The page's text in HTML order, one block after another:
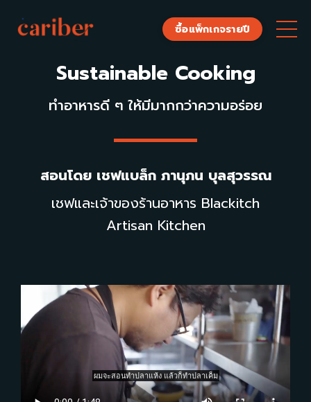
ซื้อแพ็กเกจรายปี
Sustainable Cooking
ทำอาหารดี ๆ ให้มีมากกว่าความอร่อย
สอนโดย เชฟแบล็ก ภานุภน บุลสุวรรณ
เชฟและเจ้าของร้านอาหาร Blackitch
Artisan Kitchen